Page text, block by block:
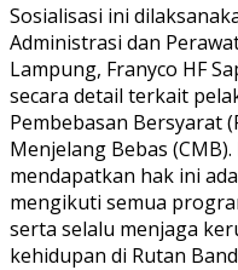
Sosialisasi ini
Administrasi dan
Lampung, Franyco HF
secara detail terkait
Pembebasan Bersyarat
Menjelang Bebas
mendapatkan hak ini
mengikuti semua
serta selalu menjaga
kehidupan di Rutan